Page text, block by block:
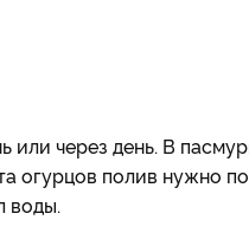
или через день. В
огурцов полив нужно
воды.